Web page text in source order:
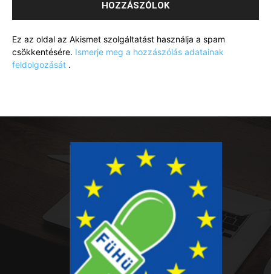
Ez az oldal az Akismet szolgáltatást használja a spam
csökkentésére. Ismerje meg a hozzászólás adatainak
feldolgozását .